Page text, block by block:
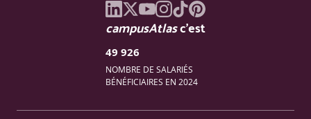
Consommer des API RESTful.
Traitement et affichage des données JSON.
Gestion des erreurs et des exceptions.
campusAtlasc'est
49 926
NOMBRE DE SALARIÉS
BÉNÉFICIAIRES EN 2024